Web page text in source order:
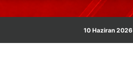
10 Haziran 2026